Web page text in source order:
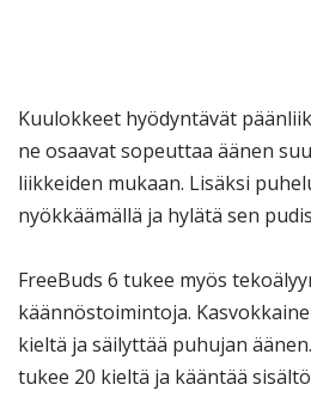
Kuulokkeet hyödyntävät
ne osaavat sopeuttaa äänen
liikkeiden mukaan. Lisäksi
nyökkäämällä ja hylätä sen
FreeBuds 6 tukee myös
käännöstoimintoja.
kieltä ja säilyttää puhujan
tukee 20 kieltä ja kääntää